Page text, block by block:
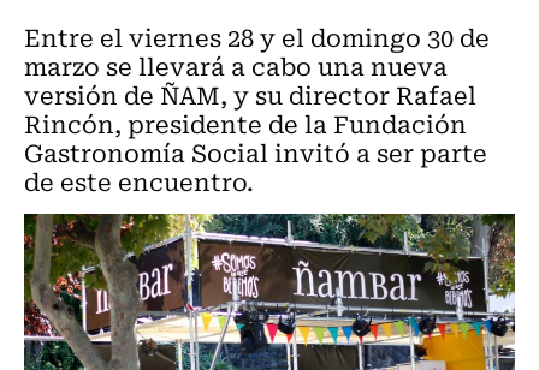
Entre el viernes 28 y el domingo 30 de
marzo se llevará a cabo una nueva
versión de ÑAM, y su director Rafael
Rincón, presidente de la Fundación
Gastronomía Social invitó a ser parte
de este encuentro.